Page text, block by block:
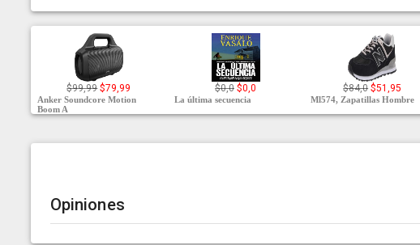
$99,99 $79,99
Anker Soundcore Motion
Boom A
$0,0 $0,0
La última secuencia
$84,0 $51,95
Ml574, Zapatillas Hombre
Opiniones